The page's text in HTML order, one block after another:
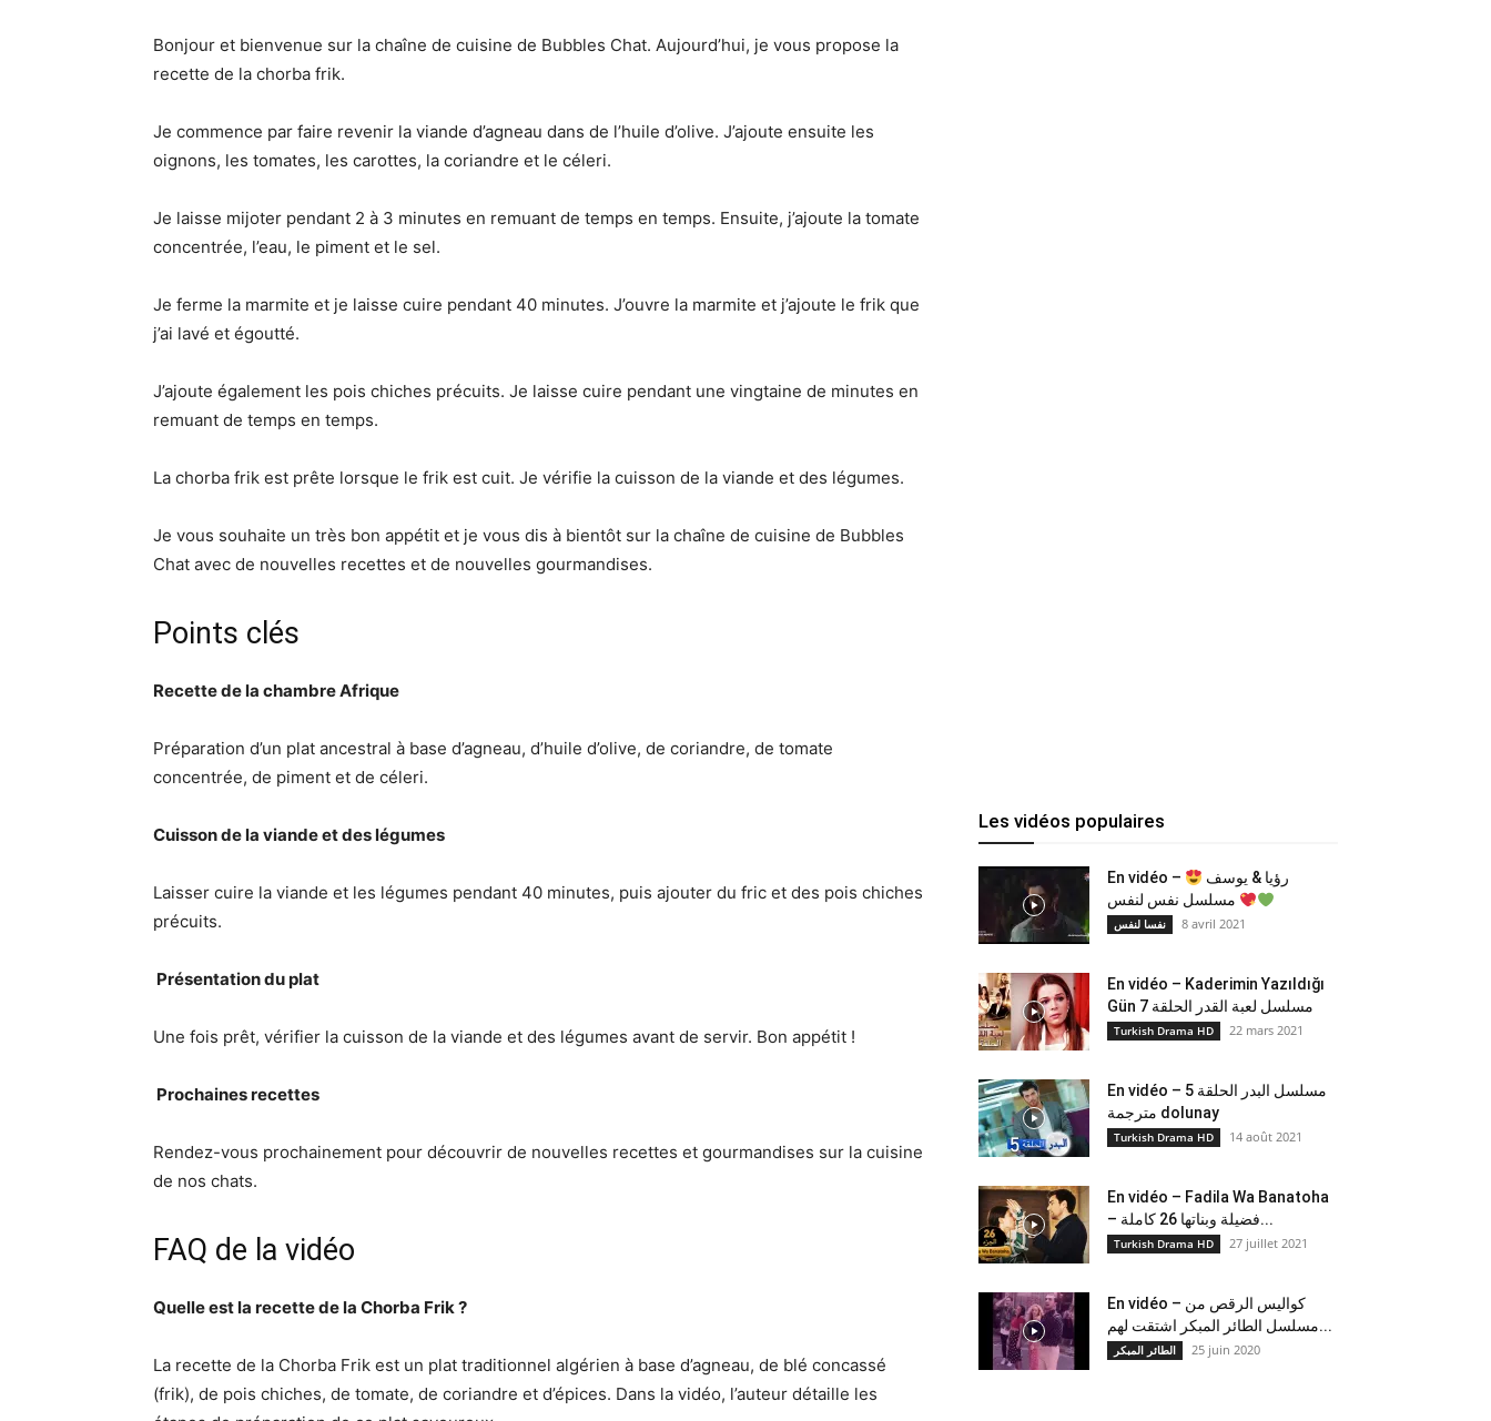
Bonjour et bienvenue sur la chaîne de cuisine de Bubbles Chat. Aujourd’hui, je vous propose la
recette de la chorba frik.
Je commence par faire revenir la viande d’agneau dans de l’huile d’olive. J’ajoute ensuite les
oignons, les tomates, les carottes, la coriandre et le céleri.
Je laisse mijoter pendant 2 à 3 minutes en remuant de temps en temps. Ensuite, j’ajoute la tomate
concentrée, l’eau, le piment et le sel.
Je ferme la marmite et je laisse cuire pendant 40 minutes. J’ouvre la marmite et j’ajoute le frik que
j’ai lavé et égoutté.
J’ajoute également les pois chiches précuits. Je laisse cuire pendant une vingtaine de minutes en
remuant de temps en temps.
La chorba frik est prête lorsque le frik est cuit. Je vérifie la cuisson de la viande et des légumes.
Je vous souhaite un très bon appétit et je vous dis à bientôt sur la chaîne de cuisine de Bubbles
Chat avec de nouvelles recettes et de nouvelles gourmandises.
Points clés
Recette de la chambre Afrique
Préparation d’un plat ancestral à base d’agneau, d’huile d’olive, de coriandre, de tomate
concentrée, de piment et de céleri.
Cuisson de la viande et des légumes
Laisser cuire la viande et les légumes pendant 40 minutes, puis ajouter du fric et des pois chiches
précuits.
️ Présentation du plat
Une fois prêt, vérifier la cuisson de la viande et des légumes avant de servir. Bon appétit !
‍ Prochaines recettes
Rendez-vous prochainement pour découvrir de nouvelles recettes et gourmandises sur la cuisine
de nos chats.
FAQ de la vidéo
Quelle est la recette de la Chorba Frik ?
La recette de la Chorba Frik est un plat traditionnel algérien à base d’agneau, de blé concassé
(frik), de pois chiches, de tomate, de coriandre et d’épices. Dans la vidéo, l’auteur détaille les
Les vidéos populaires
En vidéo –
نفسا لنفس 8 avril 2021
En vidéo – Kaderimin Yazıldığı
Gün مسلسل لعبة القدر الحلقة 7
Turkish Drama HD 22 mars 2021
En vidéo – مسلسل البدر الحلقة 5
مترجمة dolunay
Turkish Drama HD 14 août 2021
En vidéo – Fadila Wa Banatoha
– فضيلة وبناتها 26 كاملة...
Turkish Drama HD 27 juillet 2021
En vidéo – كواليس الرقص من
مسلسل الطائر المبكر اشتقت لهم...
الطائر المبكر 25 juin 2020